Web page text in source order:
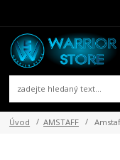
Úvod AMSTAFF